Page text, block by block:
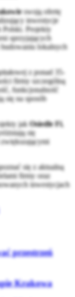
swoją ofertę
inwestycje
Polski. Projekty
sprzyjających
lokalnych
z ponad 35-
firmy szczególną
funkcjonalność
się na sposób
jakOsiedle Fi,
się
się z aktualną
firmy oraz
inwestycjach
przestrzeń
Krakowa